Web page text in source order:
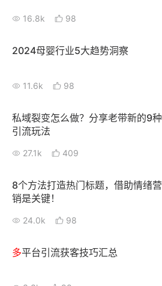
16.8k 98
2024母婴行业5大趋势洞察
11.6k 98
私域裂变怎么做？分享老带新的9种
引流玩法
27.1k 409
8个方法打造热门标题，借助情绪营
销是关键！
24.0k 98
多平台引流获客技巧汇总